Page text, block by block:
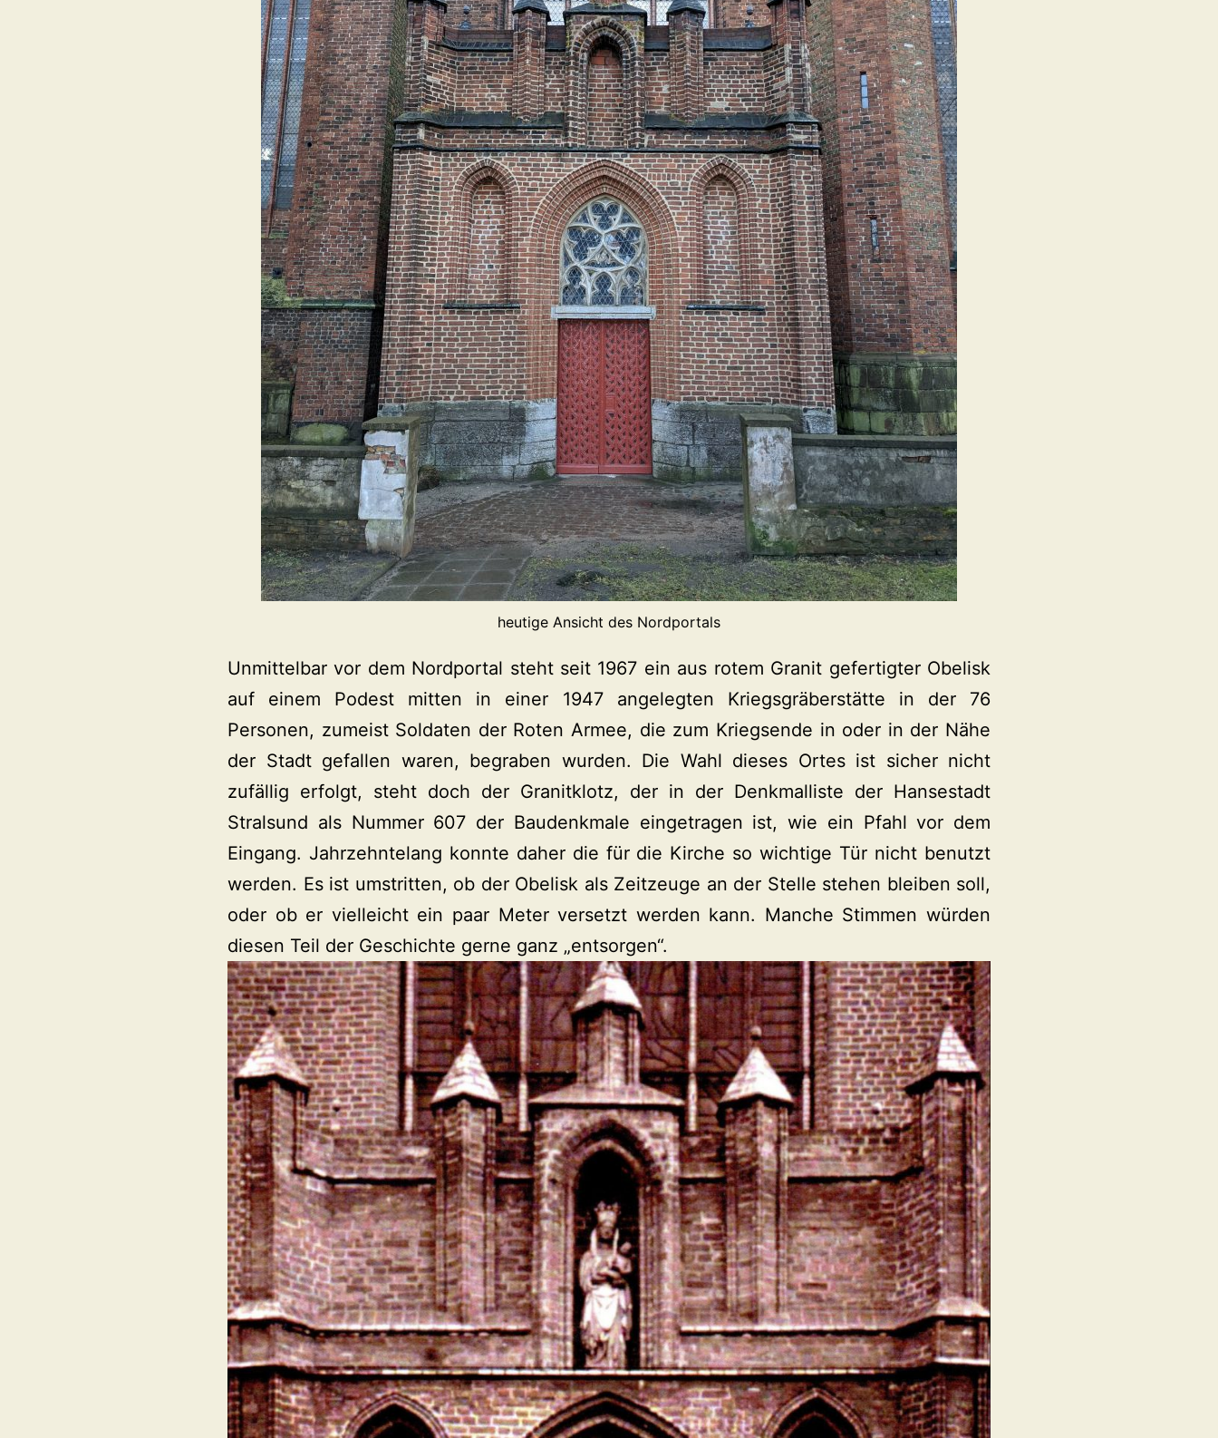
heutige Ansicht des Nordportals
Unmittelbar vor dem Nordportal steht seit 1967 ein aus rotem Granit gefertigter Obelisk
auf einem Podest mitten in einer 1947 angelegten Kriegsgräberstätte in der 76
Personen, zumeist Soldaten der Roten Armee, die zum Kriegsende in oder in der Nähe
der Stadt gefallen waren, begraben wurden. Die Wahl dieses Ortes ist sicher nicht
zufällig erfolgt, steht doch der Granitklotz, der in der Denkmalliste der Hansestadt
Stralsund als Nummer 607 der Baudenkmale eingetragen ist, wie ein Pfahl vor dem
Eingang. Jahrzehntelang konnte daher die für die Kirche so wichtige Tür nicht benutzt
werden. Es ist umstritten, ob der Obelisk als Zeitzeuge an der Stelle stehen bleiben soll,
oder ob er vielleicht ein paar Meter versetzt werden kann. Manche Stimmen würden
diesen Teil der Geschichte gerne ganz „entsorgen“.